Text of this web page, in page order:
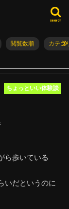
search
閲覧数順 カテゴ
ちょっといい体験談
ら歩いている
いだというのに